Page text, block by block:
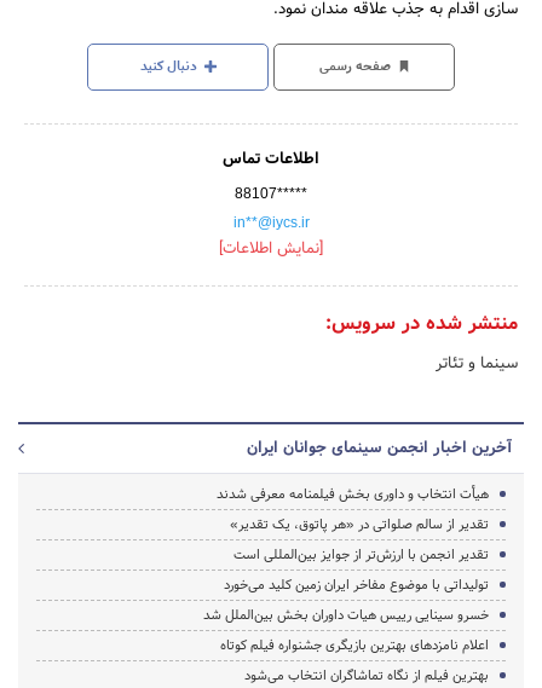
سازی اقدام به جذب علاقه مندان نمود.
صفحه رسمی دنبال کنید
اطلاعات تماس
88107*****
in**@iycs.ir
[نمایش اطلاعات]
منتشر شده در سرویس:
سینما و تئاتر
آخرین اخبار انجمن سینمای جوانان ایران
هیأت انتخاب و داوری بخش فیلمنامه معرفی شدند
تقدیر از سالم صلواتی در «هر پاتوق، یک تقدیر»
تقدیر انجمن با ارزش‌تر از جوایز بین‌المللی است
تولیداتی با موضوع مفاخر ایران زمین کلید می‌خورد
خسرو سینایی رییس هیات داوران بخش بین‌الملل شد
اعلام نامزدهای بهترین بازیگری جشنواره فیلم کوتاه
بهترین فیلم از نگاه تماشاگران انتخاب می‌شود